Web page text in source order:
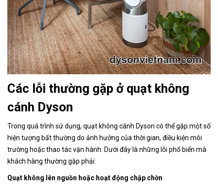
Các lỗi thường gặp ở quạt không
cánh Dyson
Trong quá trình sử dụng, quạt không cánh Dyson có thể gặp một số
hiện tượng bất thường do ảnh hưởng của thời gian, điều kiện môi
trường hoặc thao tác vận hành. Dưới đây là những lỗi phổ biến mà
khách hàng thường gặp phải:
Quạt không lên nguồn hoặc hoạt động chập chờn